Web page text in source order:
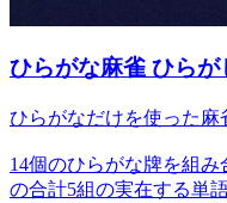
ひらがな麻雀 ひらが
ひらがなだけを使った麻
14個のひらがな牌を組
の合計5組の実在する単